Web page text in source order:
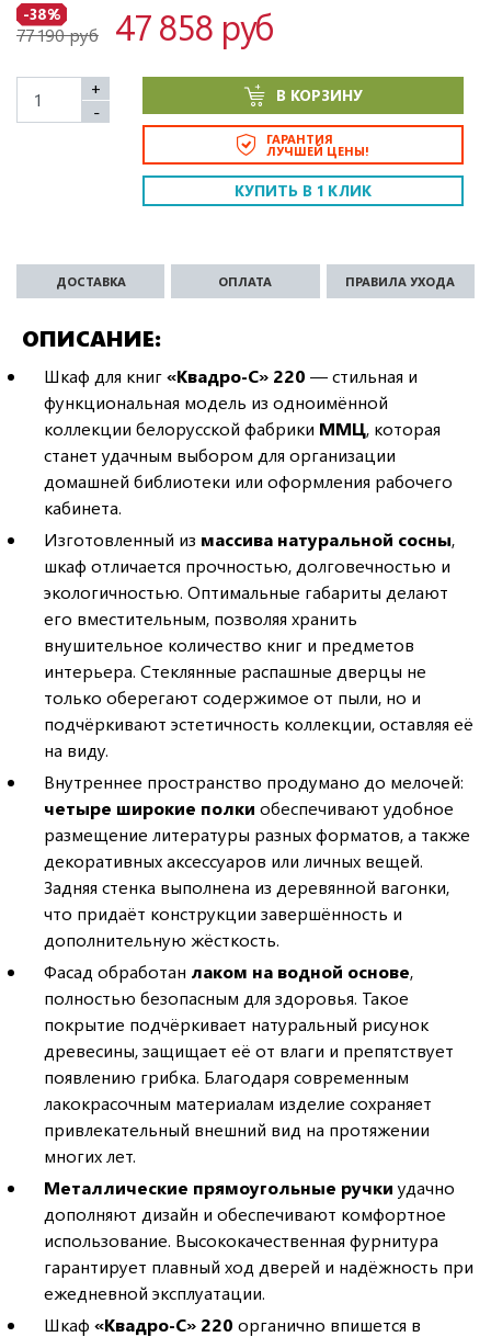
-38%
77 190 руб 47 858 руб
+
-
В КОРЗИНУ
ГАРАНТИЯ
ЛУЧШЕЙ ЦЕНЫ!
КУПИТЬ В 1 КЛИК
ОПИСАНИЕ
ДОСТАВКА ОПЛАТА ПРАВИЛА УХОДА
Шкаф для книг«Квадро-С» 220 — стильная и
функциональная модель из одноимённой
коллекции белорусской фабрики ММЦ, которая
станет удачным выбором для организации
домашней библиотеки или оформления рабочего
кабинета.
Изготовленный из массива натуральной сосны,
шкаф отличается прочностью, долговечностью и
экологичностью. Оптимальные габариты делают
его вместительным, позволяя хранить
внушительное количество книг и предметов
интерьера. Стеклянные распашные дверцы не
только оберегают содержимое от пыли, но и
подчёркивают эстетичность коллекции, оставляя её
на виду.
Внутреннее пространство продумано до мелочей:
четыре широкие полки обеспечивают удобное
размещение литературы разных форматов, а также
декоративных аксессуаров или личных вещей.
Задняя стенка выполнена из деревянной вагонки,
что придаёт конструкции завершённость и
дополнительную жёсткость.
Фасад обработан лаком на водной основе,
полностью безопасным для здоровья. Такое
покрытие подчёркивает натуральный рисунок
древесины, защищает её от влаги и препятствует
появлению грибка. Благодаря современным
лакокрасочным материалам изделие сохраняет
привлекательный внешний вид на протяжении
многих лет.
Металлические прямоугольные ручкиудачно
дополняют дизайн и обеспечивают комфортное
использование. Высококачественная фурнитура
гарантирует плавный ход дверей и надёжность при
ежедневной эксплуатации.
Шкаф «Квадро-С» 220 органично впишется в